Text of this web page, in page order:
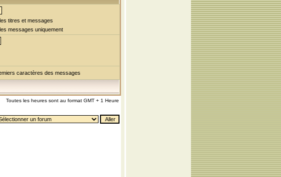
titres et messages
messages uniquement
caractères des messages
Toutes les heures sont au format GMT + 1 Heure